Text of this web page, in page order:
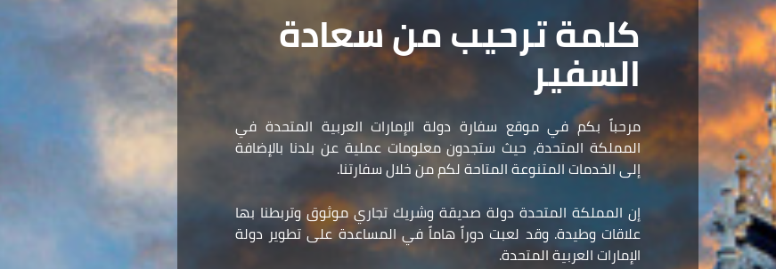
كلمة ترحيب من سعادة
السفير
مرحباً بكم في موقع سفارة دولة الإمارات العربية المتحدة في
المملكة المتحدة، حيث ستجدون معلومات عملية عن بلدنا بالإضافة
إلى الخدمات المتنوعة المتاحة لكم من خلال سفارتنا.
إن المملكة المتحدة دولة صديقة وشريك تجاري موثوق وتربطنا بها
علاقات وطيدة. وقد لعبت دوراً هاماً في المساعدة على تطوير دولة
الإمارات العربية المتحدة.